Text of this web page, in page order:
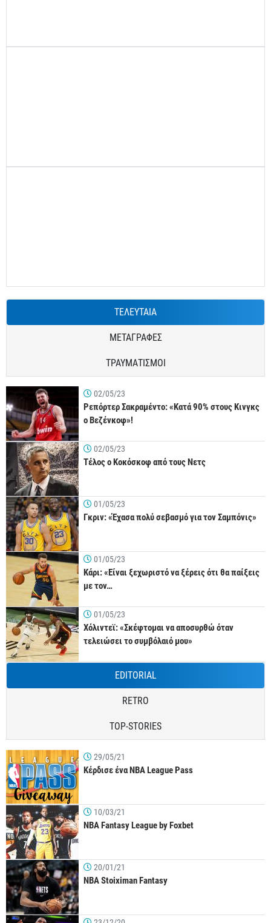
ΤΕΛΕΥΤΑΙΑ
ΜΕΤΑΓΡΑΦΕΣ
ΤΡΑΥΜΑΤΙΣΜΟΙ
02/05/23
Ρεπόρτερ Σακραμέντο: «Κατά 90% στους Κινγκς
ο Βεζένκοφ»!
02/05/23
Τέλος ο Κοκόσκοφ από τους Νετς
01/05/23
Γκριν: «Έχασα πολύ σεβασμό για τον Σαμπόνις»
01/05/23
Κάρι: «Είναι ξεχωριστό να ξέρεις ότι θα παίξεις
με τον…
01/05/23
Χόλιντεϊ: «Σκέφτομαι να αποσυρθώ όταν
τελειώσει το συμβόλαιό μου»
EDITORIAL
RETRO
TOP-STORIES
29/05/21
Κέρδισε ένα NBA League Pass
10/03/21
NBA Fantasy League by Foxbet
20/01/21
NBA Stoiximan Fantasy